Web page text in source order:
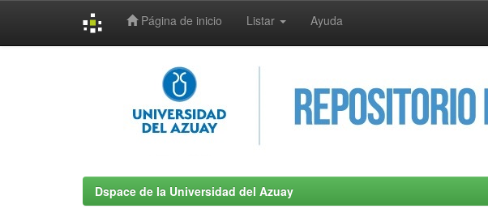
Página de inicio Listar Ayuda
Dspace de la Universidad del Azuay